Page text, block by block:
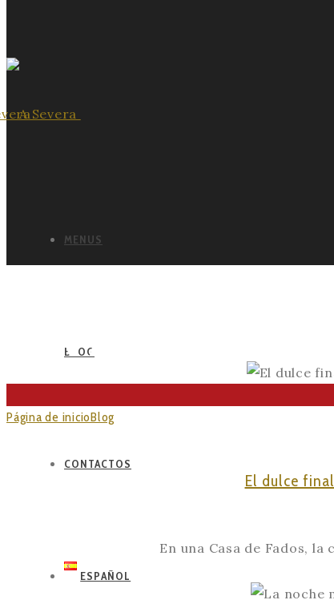
MENUS
BLOG
CONTACTOS
ESPAÑOL
Página de inicioBlog
El dulce
En una Casa de Fados,